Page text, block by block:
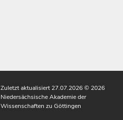
Zuletzt aktualisiert 27.07.2026© 2026
Niedersächsische Akademie der
Wissenschaften zu Göttingen